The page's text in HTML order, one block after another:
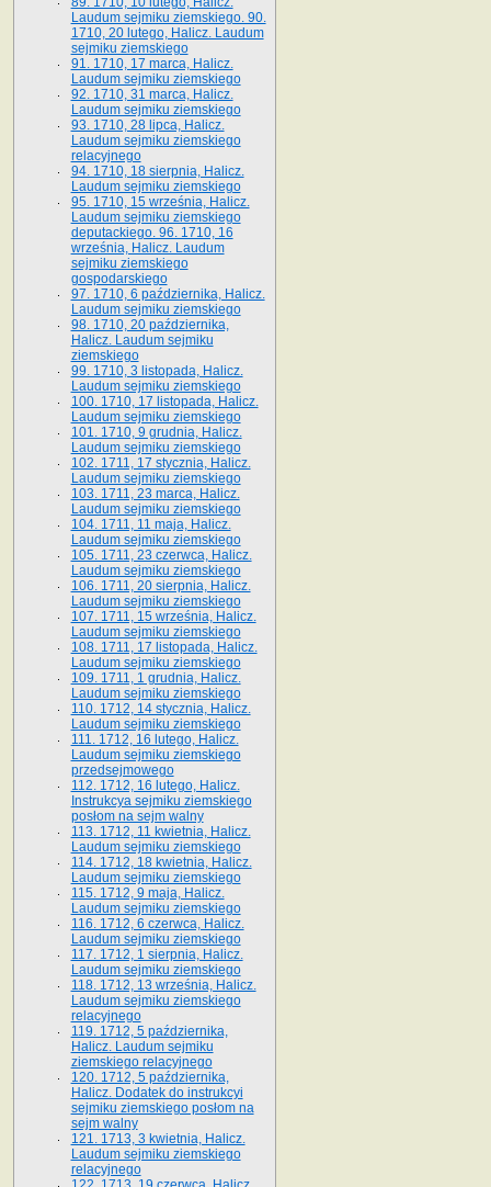
Laudum sejmiku ziemskiego. 90.
1710, 20 lutego, Halicz. Laudum
sejmiku ziemskiego
91. 1710, 17 marca, Halicz.
Laudum sejmiku ziemskiego
92. 1710, 31 marca, Halicz.
Laudum sejmiku ziemskiego
93. 1710, 28 lipca, Halicz.
Laudum sejmiku ziemskiego
relacyjnego
94. 1710, 18 sierpnia, Halicz.
Laudum sejmiku ziemskiego
95. 1710, 15 września, Halicz.
Laudum sejmiku ziemskiego
deputackiego. 96. 1710, 16
września, Halicz. Laudum
sejmiku ziemskiego
gospodarskiego
97. 1710, 6 października, Halicz.
Laudum sejmiku ziemskiego
98. 1710, 20 października,
Halicz. Laudum sejmiku
ziemskiego
99. 1710, 3 listopada, Halicz.
Laudum sejmiku ziemskiego
100. 1710, 17 listopada, Halicz.
Laudum sejmiku ziemskiego
101. 1710, 9 grudnia, Halicz.
Laudum sejmiku ziemskiego
102. 1711, 17 stycznia, Halicz.
Laudum sejmiku ziemskiego
103. 1711, 23 marca, Halicz.
Laudum sejmiku ziemskiego
104. 1711, 11 maja, Halicz.
Laudum sejmiku ziemskiego
105. 1711, 23 czerwca, Halicz.
Laudum sejmiku ziemskiego
106. 1711, 20 sierpnia, Halicz.
Laudum sejmiku ziemskiego
107. 1711, 15 września, Halicz.
Laudum sejmiku ziemskiego
108. 1711, 17 listopada, Halicz.
Laudum sejmiku ziemskiego
109. 1711, 1 grudnia, Halicz.
Laudum sejmiku ziemskiego
110. 1712, 14 stycznia, Halicz.
Laudum sejmiku ziemskiego
111. 1712, 16 lutego, Halicz.
Laudum sejmiku ziemskiego
przedsejmowego
112. 1712, 16 lutego, Halicz.
Instrukcya sejmiku ziemskiego
posłom na sejm walny
113. 1712, 11 kwietnia, Halicz.
Laudum sejmiku ziemskiego
114. 1712, 18 kwietnia, Halicz.
Laudum sejmiku ziemskiego
115. 1712, 9 maja, Halicz.
Laudum sejmiku ziemskiego
116. 1712, 6 czerwca, Halicz.
Laudum sejmiku ziemskiego
117. 1712, 1 sierpnia, Halicz.
Laudum sejmiku ziemskiego
118. 1712, 13 września, Halicz.
Laudum sejmiku ziemskiego
relacyjnego
119. 1712, 5 października,
Halicz. Laudum sejmiku
ziemskiego relacyjnego
120. 1712, 5 października,
Halicz. Dodatek do instrukcyi
sejmiku ziemskiego posłom na
sejm walny
121. 1713, 3 kwietnia, Halicz.
Laudum sejmiku ziemskiego
relacyjnego